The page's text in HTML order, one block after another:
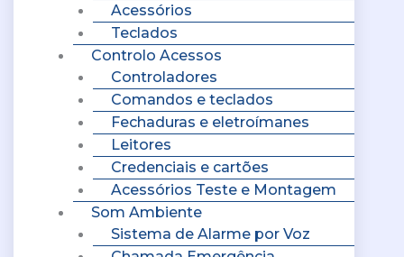
Acessórios
Teclados
Controlo Acessos
Controladores
Comandos e teclados
Fechaduras e eletroímanes
Leitores
Credenciais e cartões
Acessórios Teste e Montagem
Som Ambiente
Sistema de Alarme por Voz